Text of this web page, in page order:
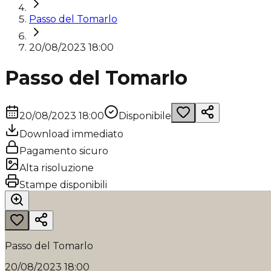
Passo del Tomarlo
20/08/2023 18:00
Passo del Tomarlo
20/08/2023 18:00
Disponibile
Download immediato
Pagamento sicuro
Alta risoluzione
Stampe disponibili
Passo del Tomarlo
20/08/2023 18:00